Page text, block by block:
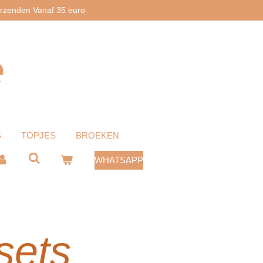
Vanaf 35 euro
TOPJES BROEKEN
WHATSAPP